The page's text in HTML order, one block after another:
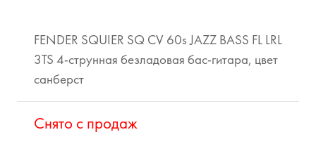
FENDER SQUIER SQ CV 60s JAZZ BASS FL LRL
3TS 4-струнная безладовая бас-гитара, цвет
санберст
Cнято с продаж